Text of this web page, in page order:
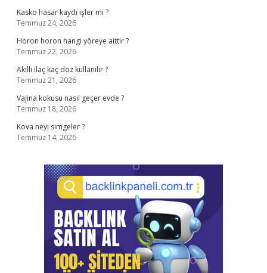
Kasko hasar kaydı işler mi ?
Temmuz 24, 2026
Horon horon hangi yöreye aittir ?
Temmuz 22, 2026
Akıllı ilaç kaç doz kullanılır ?
Temmuz 21, 2026
Vajina kokusu nasıl geçer evde ?
Temmuz 18, 2026
Kova neyi simgeler ?
Temmuz 14, 2026